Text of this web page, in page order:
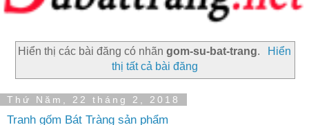
Hiển thị các bài đăng có nhãngom-su-bat-trang.
Hiển
thị tất cả bài đăng
Thứ Năm, 22 tháng 2, 2018
Tranh gốm Bát Tràng sản phẩm